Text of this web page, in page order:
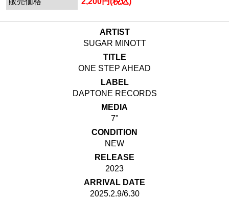
ARTIST
SUGAR MINOTT
TITLE
ONE STEP AHEAD
LABEL
DAPTONE RECORDS
MEDIA
7"
CONDITION
NEW
RELEASE
2023
ARRIVAL DATE
2025.2.9/6.30